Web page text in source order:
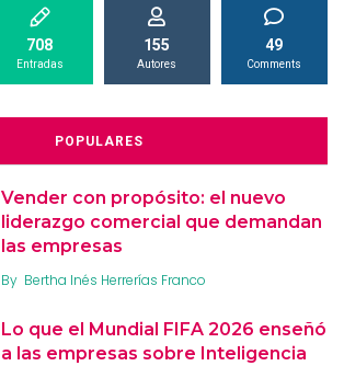
708
Entradas
155
Autores
49
Comments
POPULARES
Vender con propósito: el nuevo
liderazgo comercial que demandan
las empresas
By Bertha Inés Herrerías Franco
Lo que el Mundial FIFA 2026 enseñó
a las empresas sobre Inteligencia